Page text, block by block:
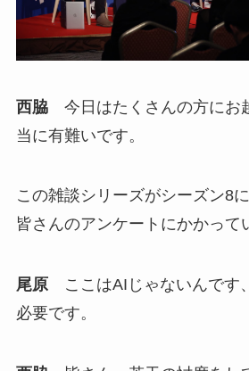
西脇今日はたくさんの方にお
当に有難いです。
この雑談シリーズがシーズン8
皆さんのアンケートにかかって
尾原ここはAIじゃないんです
必要です。